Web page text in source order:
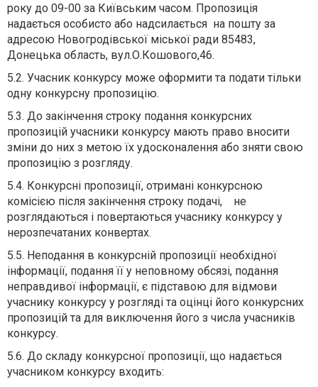
року до 09-00 за Київським часом. Пропозиція
надається особисто або надсилається на пошту за
адресою Новогродівської міської ради 85483,
Донецька область, вул.О.Кошового,46.
5.2. Учасник конкурсу може оформити та подати тільки
одну конкурсну пропозицію.
5.3. До закінчення строку подання конкурсних
пропозицій учасники конкурсу мають право вносити
зміни до них з метою їх удосконалення або зняти свою
пропозицію з розгляду.
5.4. Конкурсні пропозиції, отримані конкурсною
комісією після закінчення строку подачі, не
розглядаються і повертаються учаснику конкурсу у
нерозпечатаних конвертах.
5.5. Неподання в конкурсній пропозиції необхідної
інформації, подання її у неповному обсязі, подання
неправдивої інформації, є підставою для відмови
учаснику конкурсу у розгляді та оцінці його конкурсних
пропозицій та для виключення його з числа учасників
конкурсу.
5.6. До складу конкурсної пропозиції, що надається
учасником конкурсу входить: